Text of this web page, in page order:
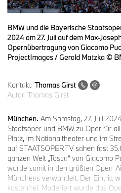
BMW und die Bayerische
2024 am 27. Juli auf dem Max-
Opernübertragung von Giacomo
ProjectImages / Gerald Matzka ©
Kontakt: Thomas Girst
Autor: Thomas Girst
München. Am Samstag, 27. Juli
Staatsoper und BMW zu Oper für
Platz, im Nationaltheater und im
auf STAATSOPER.TV sahen fast
ganzen Welt „Tosca“ von Giacomo
wurde somit in den größten Open-
Münchens verwandelt. Der Eintritt
kostenfrei. Moderiert wurde das